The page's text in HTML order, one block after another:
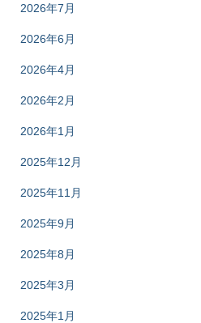
2026年7月
2026年6月
2026年4月
2026年2月
2026年1月
2025年12月
2025年11月
2025年9月
2025年8月
2025年3月
2025年1月